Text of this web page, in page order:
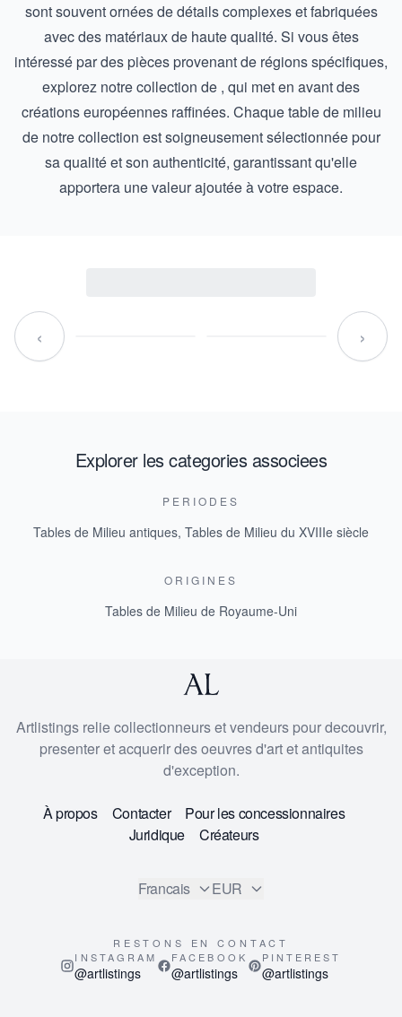
sont souvent ornées de détails complexes et fabriquées
avec des matériaux de haute qualité. Si vous êtes
intéressé par des pièces provenant de régions spécifiques,
explorez notre collection de , qui met en avant des
créations européennes raffinées. Chaque table de milieu
de notre collection est soigneusement sélectionnée pour
sa qualité et son authenticité, garantissant qu'elle
apportera une valeur ajoutée à votre espace.
‹ ›
Explorer les categories associees
PERIODES
Tables de Milieu antiques, Tables de Milieu du XVIIIe siècle
ORIGINES
Tables de Milieu de Royaume-Uni
Artlistings relie collectionneurs et vendeurs pour decouvrir,
presenter et acquerir des oeuvres d'art et antiquites
d'exception.
À propos Contacter
Pour les concessionnaires
Juridique
Créateurs
Francais EUR
RESTONS EN CONTACT
INSTAGRAM
@artlistings
FACEBOOK
@artlistings
PINTEREST
@artlistings